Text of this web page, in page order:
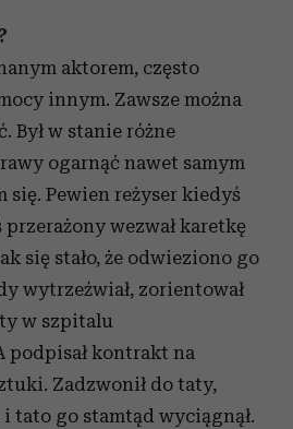
aktorem, często
innym. Zawsze można
Był w stanie różne
ogarnąć nawet samym
się. Pewien reżyser kiedyś
przerażony wezwał karetkę
się stało, że odwieziono go
wytrzeźwiał, zorientował
w szpitalu
podpisał kontrakt na
Zadzwonił do taty,
i tato go stamtąd wyciągnął.